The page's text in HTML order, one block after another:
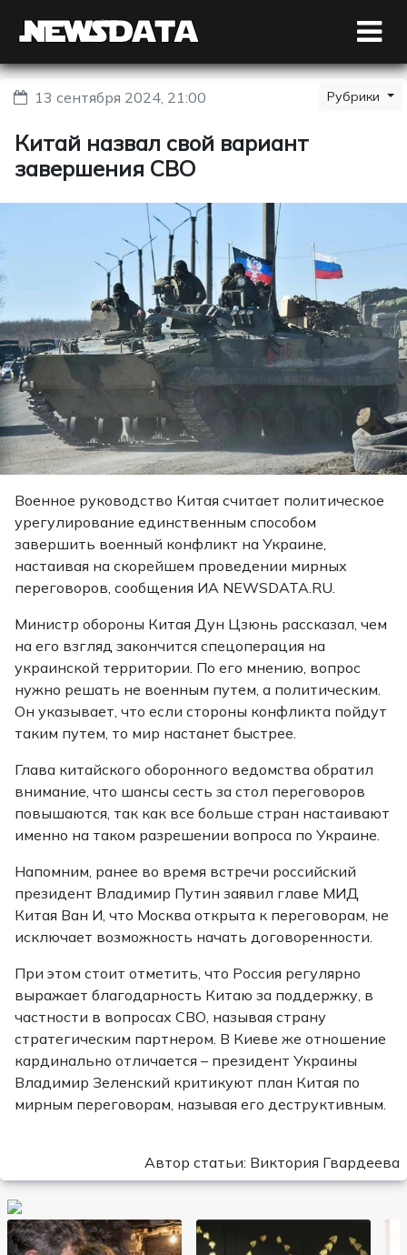
13 сентября 2024, 21:00 Рубрики
Китай назвал свой вариант
завершения СВО
Военное руководство Китая считает политическое
урегулирование единственным способом
завершить военный конфликт на Украине,
настаивая на скорейшем проведении мирных
переговоров, сообщения ИА NEWSDATA.RU.
Министр обороны Китая Дун Цзюнь рассказал, чем
на его взгляд закончится спецоперация на
украинской территории. По его мнению, вопрос
нужно решать не военным путем, а политическим.
Он указывает, что если стороны конфликта пойдут
таким путем, то мир настанет быстрее.
Глава китайского оборонного ведомства обратил
внимание, что шансы сесть за стол переговоров
повышаются, так как все больше стран настаивают
именно на таком разрешении вопроса по Украине.
Напомним, ранее во время встречи российский
президент Владимир Путин заявил главе МИД
Китая Ван И, что Москва открыта к переговорам, не
исключает возможность начать договоренности.
При этом стоит отметить, что Россия регулярно
выражает благодарность Китаю за поддержку, в
частности в вопросах СВО, называя страну
стратегическим партнером. В Киеве же отношение
кардинально отличается – президент Украины
Владимир Зеленский критикуют план Китая по
мирным переговорам, называя его деструктивным.
Автор статьи: Виктория Гвардеева